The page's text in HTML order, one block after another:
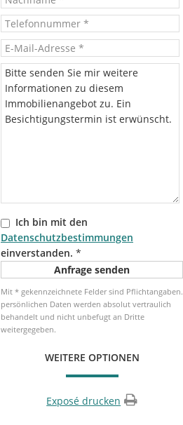
Ich bin mit den
Datenschutzbestimmungen
einverstanden. *
Mit * gekennzeichnete Felder sind Pflichtangaben.
persönlichen Daten werden absolut vertraulich
behandelt und nicht unbefugt an Dritte
weitergegeben.
WEITERE OPTIONEN
Exposé drucken